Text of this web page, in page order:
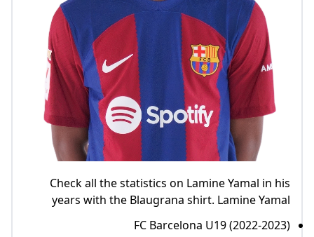
Check all the statistics on Lamine Yamal in his
years with the Blaugrana shirt. Lamine Yamal
FC Barcelona U19 (2022-2023)